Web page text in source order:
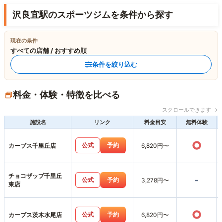
沢良宜駅のスポーツジムを条件から探す
現在の条件
すべての店舗 / おすすめ順
条件を絞り込む
料金・体験・特徴を比べる
スクロールできます →
施設名
リンク 料金目安 無料体験
カーブス千里丘店 公式 予約 6,820円〜 ○
チョコザップ千里丘
東店
公式 予約 3,278円〜 -
カーブス茨木水尾店 公式 予約 6,820円〜 ○